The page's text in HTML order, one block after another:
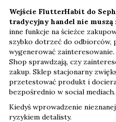
Wejście FlutterHabit do
tradycyjny handel nie muszą
inne funkcje na ścieżce
szybko dotrzeć do odbiorców,
wygenerować
Shop sprawdzają, czy
zakup. Sklep stacjonarny
przetestować produkt i
bezpośrednio w social mediach.
Kiedyś wprowadzenie
ryzykiem detalisty.